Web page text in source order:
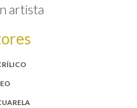
artista